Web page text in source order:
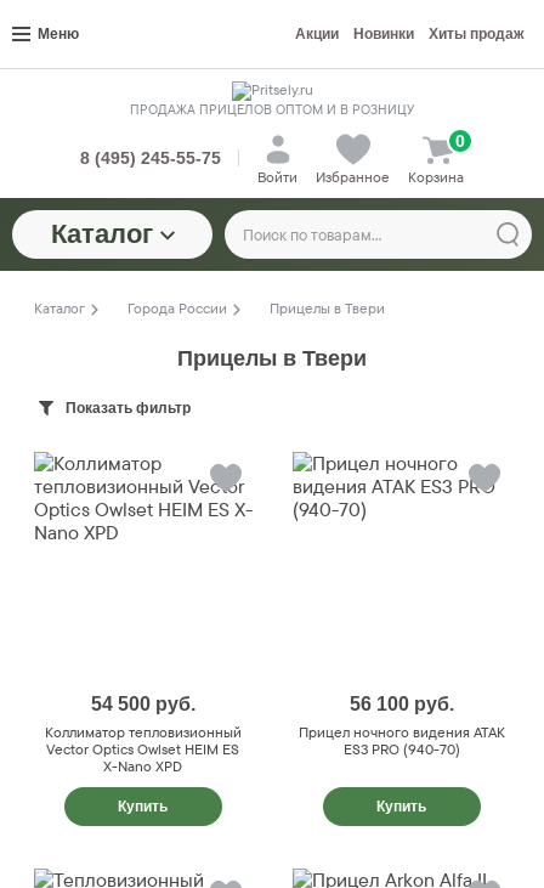
Меню Акции Новинки Хиты продаж
ПРОДАЖА ПРИЦЕЛОВ ОПТОМ И В РОЗНИЦУ
8 (495) 245-55-75
Войти
Избранное Корзина
0
Каталог
Каталог Города России Прицелы в Твери
Прицелы в Твери
Показать фильтр
54 500 руб.
Коллиматор тепловизионный
Vector Optics Owlset HEIM ES
X-Nano XPD
Купить
56 100 руб.
Прицел ночного видения ATAK
ES3 PRO (940-70)
Купить